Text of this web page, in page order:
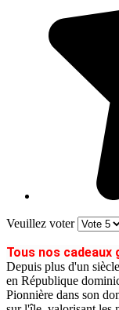
Veuillez voter
Tous nos cadeaux
Depuis plus d'un
en République
Pionnière dans son